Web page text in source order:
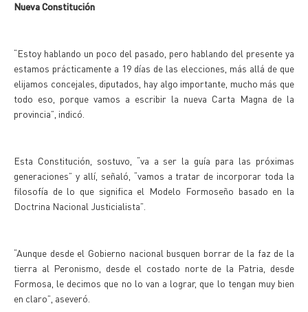
Nueva Constitución
“Estoy hablando un poco del pasado, pero hablando del presente ya
estamos prácticamente a 19 días de las elecciones, más allá de que
elijamos concejales, diputados, hay algo importante, mucho más que
todo eso, porque vamos a escribir la nueva Carta Magna de la
provincia”, indicó.
Esta Constitución, sostuvo, “va a ser la guía para las próximas
generaciones” y allí, señaló, “vamos a tratar de incorporar toda la
filosofía de lo que significa el Modelo Formoseño basado en la
Doctrina Nacional Justicialista”.
“Aunque desde el Gobierno nacional busquen borrar de la faz de la
tierra al Peronismo, desde el costado norte de la Patria, desde
Formosa, le decimos que no lo van a lograr, que lo tengan muy bien
en claro”, aseveró.